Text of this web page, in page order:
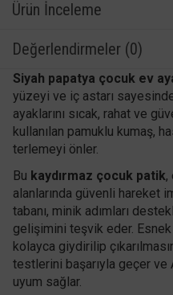
Ürün İnceleme
Değerlendirmeler (0)
Siyah papatya çocuk ev
yüzeyi ve iç astarı
ayaklarını sıcak, rahat ve
kullanılan pamuklu kumaş,
terlemeyi önler.
Bu kaydırmaz çocuk patik,
alanlarında güvenli hareket
tabanı, minik adımları
gelişimini teşvik eder. Esnek
kolayca giydirilip
testlerini başarıyla geçer ve
uyum sağlar.